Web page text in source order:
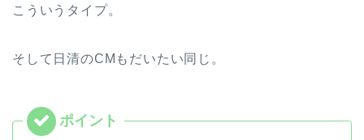
こういうタイプ。
そして日清のCMもだいたい同じ。